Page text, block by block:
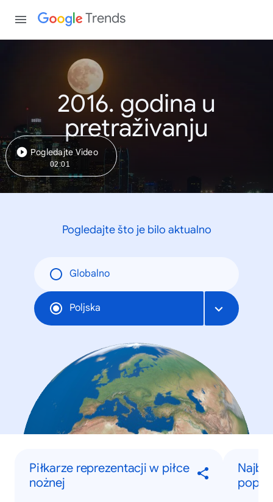
Trends
2016. godina u
pretraživanju
Pogledajte Video
02:01
Pogledajte što je bilo aktualno
Globalno
Poljska
Piłkarze reprezentacji w piłce
nożnej